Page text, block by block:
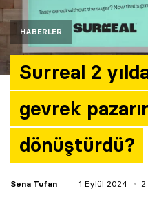
HABERLER
Surreal 2
gevrek
dönüştürdü?
Sena Tufan 1 Eylül 2024